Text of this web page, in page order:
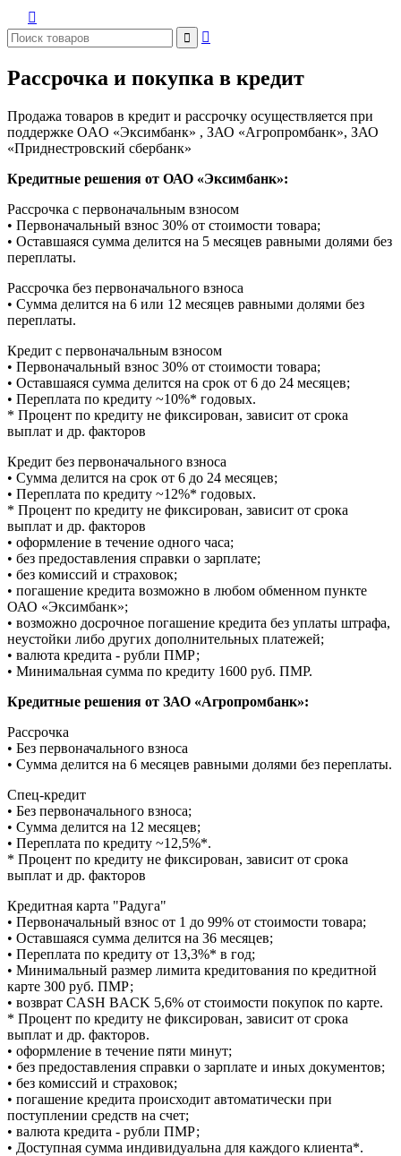

 
Рассрочка и покупка в кредит
Продажа товаров в кредит и рассрочку осуществляется при
поддержке OAO «Эксимбанк» , ЗАО «Агропромбанк», ЗАО
«Приднестровский сбербанк»
Кредитные решения от ОАО «Эксимбанк»:
Рассрочка с первоначальным взносом
• Первоначальный взнос 30% от стоимости товара;
• Оставшаяся сумма делится на 5 месяцев равными долями без
переплаты.
Рассрочка без первоначального взноса
• Сумма делится на 6 или 12 месяцев равными долями без
переплаты.
Кредит с первоначальным взносом
• Первоначальный взнос 30% от стоимости товара;
• Оставшаяся сумма делится на срок от 6 до 24 месяцев;
• Переплата по кредиту ~10%* годовых.
* Процент по кредиту не фиксирован, зависит от срока
выплат и др. факторов
Кредит без первоначального взноса
• Сумма делится на срок от 6 до 24 месяцев;
• Переплата по кредиту ~12%* годовых.
* Процент по кредиту не фиксирован, зависит от срока
выплат и др. факторов
• оформление в течение одного часа;
• без предоставления справки о зарплате;
• без комиссий и страховок;
• погашение кредита возможно в любом обменном пункте
ОАО «Эксимбанк»;
• возможно досрочное погашение кредита без уплаты штрафа,
неустойки либо других дополнительных платежей;
• валюта кредита - рубли ПМР;
• Минимальная сумма по кредиту 1600 руб. ПМР.
Кредитные решения от ЗАО «Агропромбанк»:
Рассрочка
• Без первоначального взноса
• Сумма делится на 6 месяцев равными долями без переплаты.
Спец-кредит
• Без первоначального взноса;
• Сумма делится на 12 месяцев;
• Переплата по кредиту ~12,5%*.
* Процент по кредиту не фиксирован, зависит от срока
выплат и др. факторов
Кредитная карта "Радуга"
• Первоначальный взнос от 1 до 99% от стоимости товара;
• Оставшаяся сумма делится на 36 месяцев;
• Переплата по кредиту от 13,3%* в год;
• Минимальный размер лимита кредитования по кредитной
карте 300 руб. ПМР;
• возврат CASH BACK 5,6% от стоимости покупок по карте.
* Процент по кредиту не фиксирован, зависит от срока
выплат и др. факторов.
• оформление в течение пяти минут;
• без предоставления справки о зарплате и иных документов;
• без комиссий и страховок;
• погашение кредита происходит автоматически при
поступлении средств на счет;
• валюта кредита - рубли ПМР;
• Доступная сумма индивидуальна для каждого клиента*.